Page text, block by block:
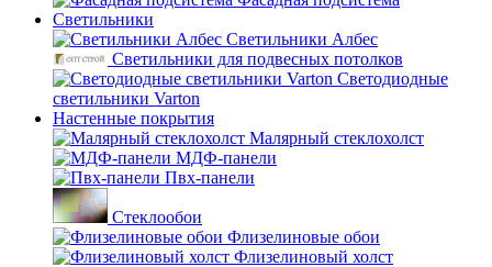
Светильники
Светильники Албес
Светильники для подвесных потолков
Светодиодные
светильники Varton
Настенные покрытия
Малярный стеклохолст
МДФ-панели
Пвх-панели
Стеклообои
Флизелиновые обои
Флизелиновый холст